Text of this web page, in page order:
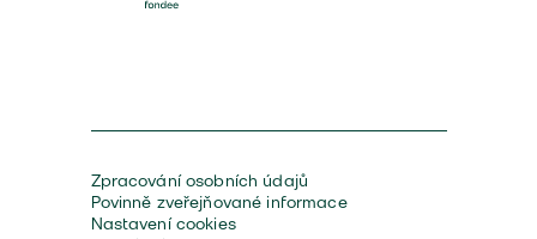
Zpracování osobních údajů
Povinně zveřejňované informace
Nastavení cookies